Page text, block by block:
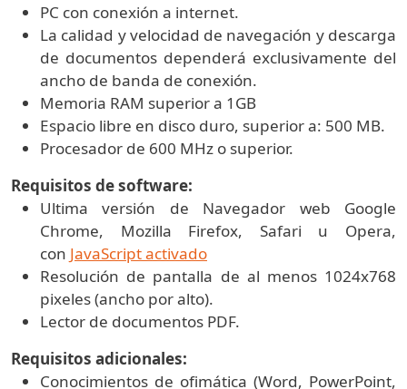
PC con conexión a internet.
La calidad y velocidad de navegación y descarga
de documentos dependerá exclusivamente del
ancho de banda de conexión.
Memoria RAM superior a 1GB
Espacio libre en disco duro, superior a: 500 MB.
Procesador de 600 MHz o superior.
Requisitos de software:
Ultima versión de Navegador web Google
Chrome, Mozilla Firefox, Safari u Opera,
con JavaScript activado
Resolución de pantalla de al menos 1024x768
pixeles (ancho por alto).
Lector de documentos PDF.
Requisitos adicionales:
Conocimientos de ofimática (Word, PowerPoint,